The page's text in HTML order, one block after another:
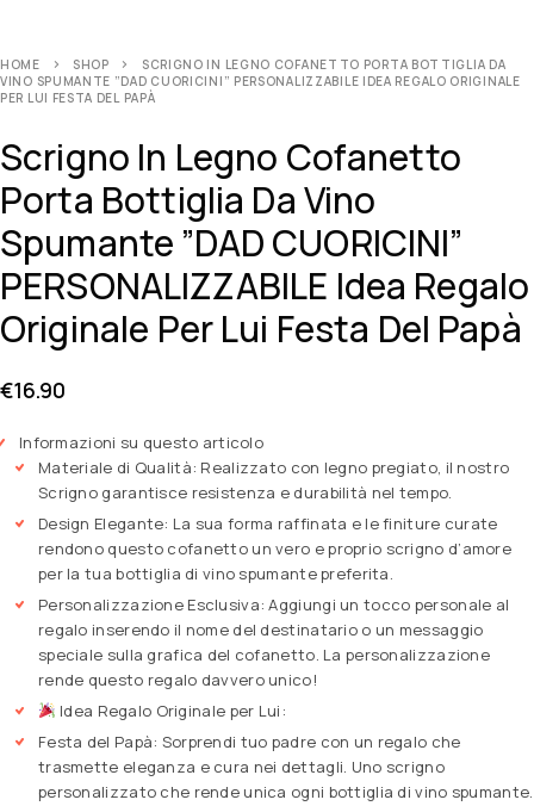
HOME SHOP
SCRIGNO IN LEGNO COFANETTO PORTA BOTTIGLIA DA
VINO SPUMANTE ”DAD CUORICINI” PERSONALIZZABILE IDEA REGALO ORIGINALE
PER LUI FESTA DEL PAPÀ
Scrigno In Legno Cofanetto
Porta Bottiglia Da Vino
Spumante ”DAD CUORICINI”
PERSONALIZZABILE Idea Regalo
Originale Per Lui Festa Del Papà
€16.90
Informazioni su questo articolo
Materiale di Qualità: Realizzato con legno pregiato, il nostro
Scrigno garantisce resistenza e durabilità nel tempo.
Design Elegante: La sua forma raffinata e le finiture curate
rendono questo cofanetto un vero e proprio scrigno d’amore
per la tua bottiglia di vino spumante preferita.
Personalizzazione Esclusiva: Aggiungi un tocco personale al
regalo inserendo il nome del destinatario o un messaggio
speciale sulla grafica del cofanetto. La personalizzazione
rende questo regalo davvero unico!
Idea Regalo Originale per Lui:
Festa del Papà: Sorprendi tuo padre con un regalo che
trasmette eleganza e cura nei dettagli. Uno scrigno
personalizzato che rende unica ogni bottiglia di vino spumante.